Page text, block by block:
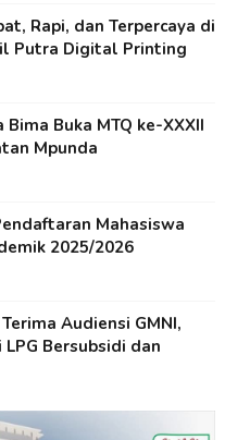
Rapi, dan Terpercaya di
Putra Digital Printing
Buka MTQ ke-XXXII
Mpunda
Mahasiswa
2025/2026
Audiensi GMNI,
Bersubsidi dan